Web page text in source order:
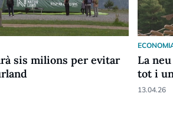
sis milions per evitar
La
tot i
13.04.26